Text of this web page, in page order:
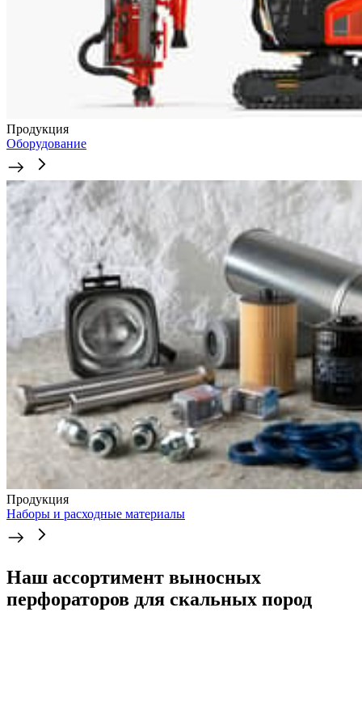
Продукция
Оборудование
Продукция
Наборы и расходные материалы
Наш ассортимент выносных
перфораторов для скальных пород